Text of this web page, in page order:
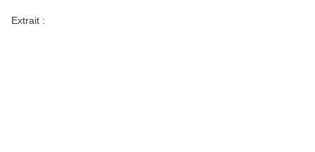
Extrait :